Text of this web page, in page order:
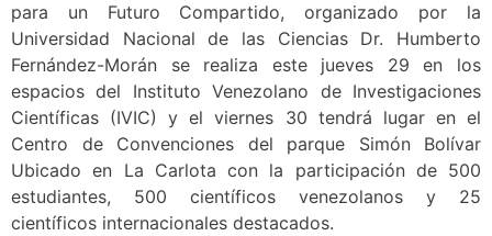
para un Futuro Compartido, organizado por la
Universidad Nacional de las Ciencias Dr. Humberto
Fernández-Morán se realiza este jueves 29 en los
espacios del Instituto Venezolano de Investigaciones
Científicas (IVIC) y el viernes 30 tendrá lugar en el
Centro de Convenciones del parque Simón Bolívar
Ubicado en La Carlota con la participación de 500
estudiantes, 500 científicos venezolanos y 25
científicos internacionales destacados.